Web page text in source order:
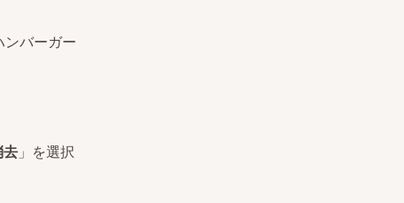
バーガー
去 」を選択